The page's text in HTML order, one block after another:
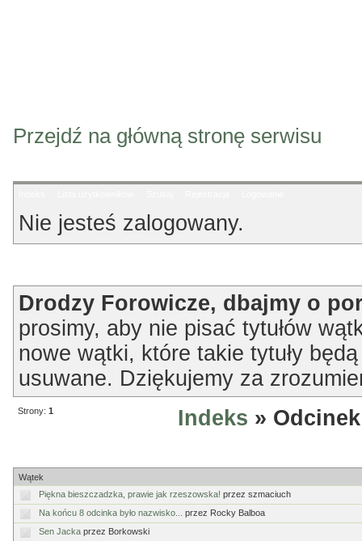
Przejdź na główną stronę serwisu
Nie jesteś zalogowany.
Drodzy Forowicze, dbajmy o
prosimy, aby nie pisać tytułów
nowe wątki, które takie tytuły
usuwane. Dziękujemy za
Strony: 1 Indeks »
Wątek
Piękna bieszczadzka, prawie jak rzeszowska! przez szmaciuch
Na końcu 8 odcinka było nazwisko...
przez Rocky Balboa
Sen Jacka przez Borkowski